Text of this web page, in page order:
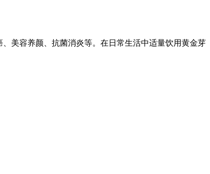
美容养颜、抗菌消炎等。在日常生活中适量饮用黄金芽